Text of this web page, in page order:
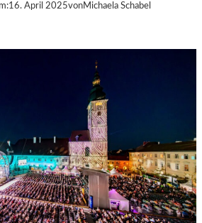
16. April 2025vonMichaela Schabel